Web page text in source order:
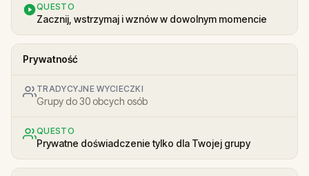
QUESTO
Zacznij, wstrzymaj i wznów w dowolnym momencie
Prywatność
TRADYCYJNE WYCIECZKI
Grupy do 30 obcych osób
QUESTO
Prywatne doświadczenie tylko dla Twojej grupy